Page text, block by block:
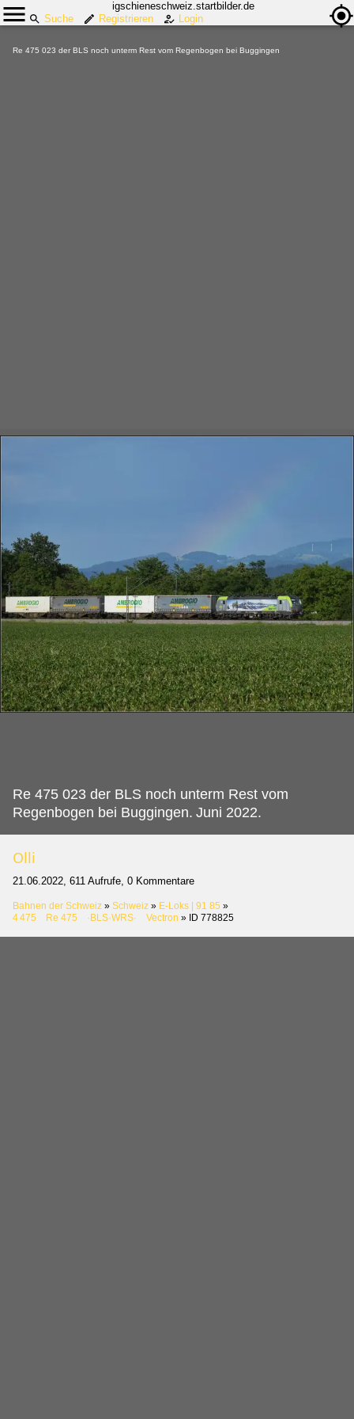
igschieneschweiz.startbilder.de
Suche
Registrieren Login
Re 475 023 der BLS noch unterm Rest vom Regenbogen bei Buggingen
Re 475 023 der BLS noch unterm Rest vom
Regenbogen bei Buggingen. Juni 2022.
Olli
21.06.2022, 611 Aufrufe, 0 Kommentare
Bahnen der Schweiz » Schweiz » E-Loks | 91 85 »
4 475 Re 475 ·BLS·WRS· Vectron » ID 778825